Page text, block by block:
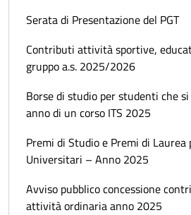
Serata di Presentazione del PGT
Contributi attività sportive,
gruppo a.s. 2025/2026
Borse di studio per studenti che
anno di un corso ITS 2025
Premi di Studio e Premi di
Universitari – Anno 2025
Avviso pubblico concessione
attività ordinaria anno 2025